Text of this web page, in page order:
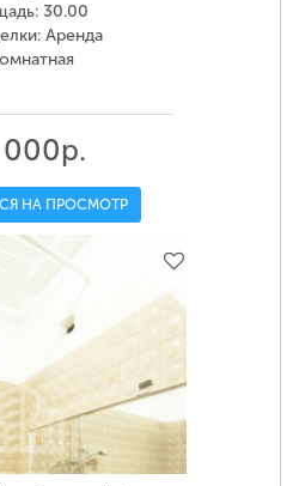
30.00
Аренда
000р.
НА ПРОСМОТР